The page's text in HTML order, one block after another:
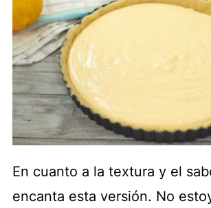
En cuanto a la textura y el
encanta esta versión. No